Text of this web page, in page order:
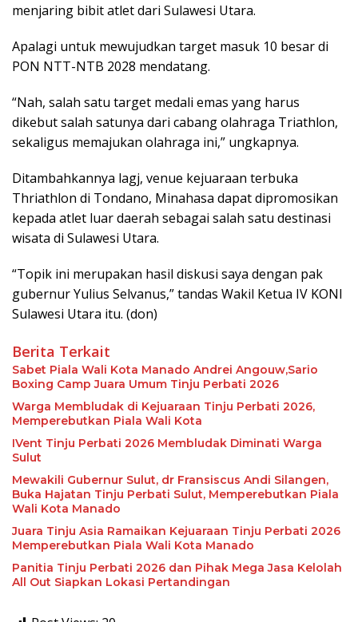
menjaring bibit atlet dari Sulawesi Utara.
Apalagi untuk mewujudkan target masuk 10 besar di
PON NTT-NTB 2028 mendatang.
“Nah, salah satu target medali emas yang harus
dikebut salah satunya dari cabang olahraga Triathlon,
sekaligus memajukan olahraga ini,” ungkapnya.
Ditambahkannya lagj, venue kejuaraan terbuka
Thriathlon di Tondano, Minahasa dapat dipromosikan
kepada atlet luar daerah sebagai salah satu destinasi
wisata di Sulawesi Utara.
“Topik ini merupakan hasil diskusi saya dengan pak
gubernur Yulius Selvanus,” tandas Wakil Ketua IV KONI
Sulawesi Utara itu. (don)
Berita Terkait
Sabet Piala Wali Kota Manado Andrei Angouw,Sario
Boxing Camp Juara Umum Tinju Perbati 2026
Warga Membludak di Kejuaraan Tinju Perbati 2026,
Memperebutkan Piala Wali Kota
IVent Tinju Perbati 2026 Membludak Diminati Warga
Sulut
Mewakili Gubernur Sulut, dr Fransiscus Andi Silangen,
Buka Hajatan Tinju Perbati Sulut, Memperebutkan Piala
Wali Kota Manado
Juara Tinju Asia Ramaikan Kejuaraan Tinju Perbati 2026
Memperebutkan Piala Wali Kota Manado
Panitia Tinju Perbati 2026 dan Pihak Mega Jasa Kelolah
All Out Siapkan Lokasi Pertandingan